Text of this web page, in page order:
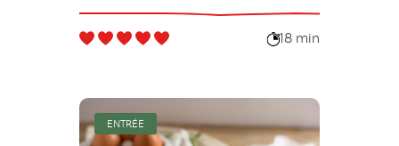
18 min
ENTRÉE